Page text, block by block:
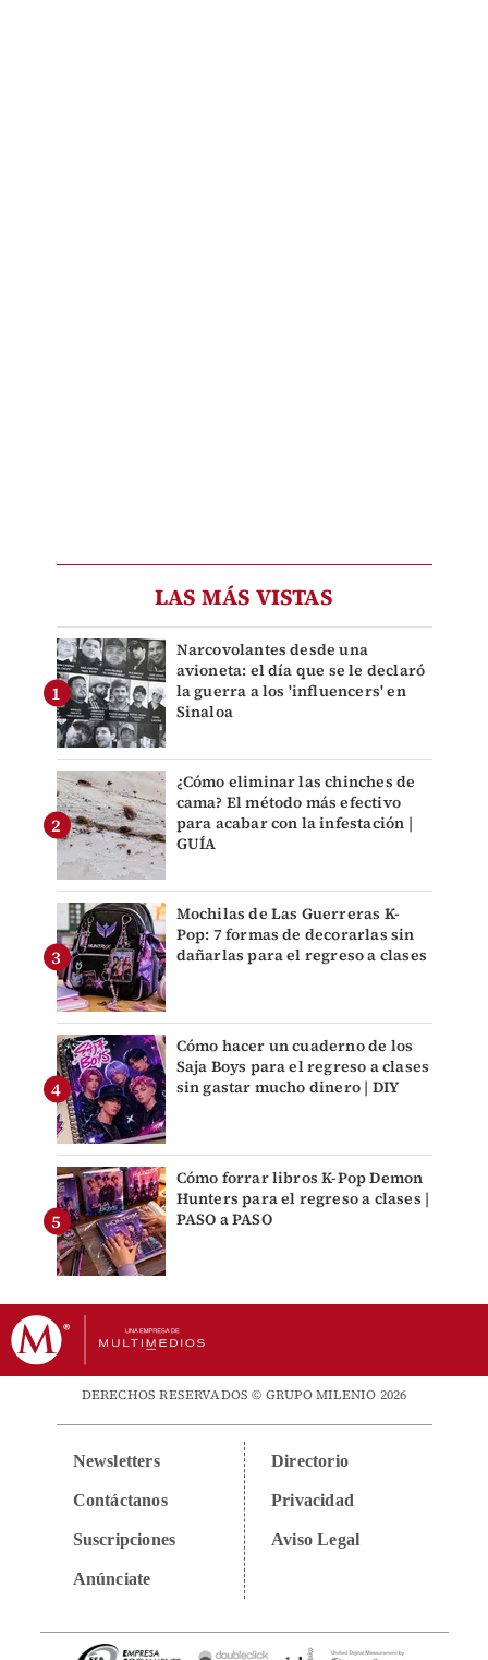
LAS MÁS VISTAS
Narcovolantes desde una
avioneta: el día que se le declaró
la guerra a los 'influencers' en
Sinaloa
¿Cómo eliminar las chinches de
cama? El método más efectivo
para acabar con la infestación |
GUÍA
Mochilas de Las Guerreras K-
Pop: 7 formas de decorarlas sin
dañarlas para el regreso a clases
Cómo hacer un cuaderno de los
Saja Boys para el regreso a clases
sin gastar mucho dinero | DIY
Cómo forrar libros K-Pop Demon
Hunters para el regreso a clases |
PASO a PASO
DERECHOS RESERVADOS © GRUPO MILENIO 2026
Newsletters
Contáctanos
Suscripciones
Anúnciate
Directorio
Privacidad
Aviso Legal